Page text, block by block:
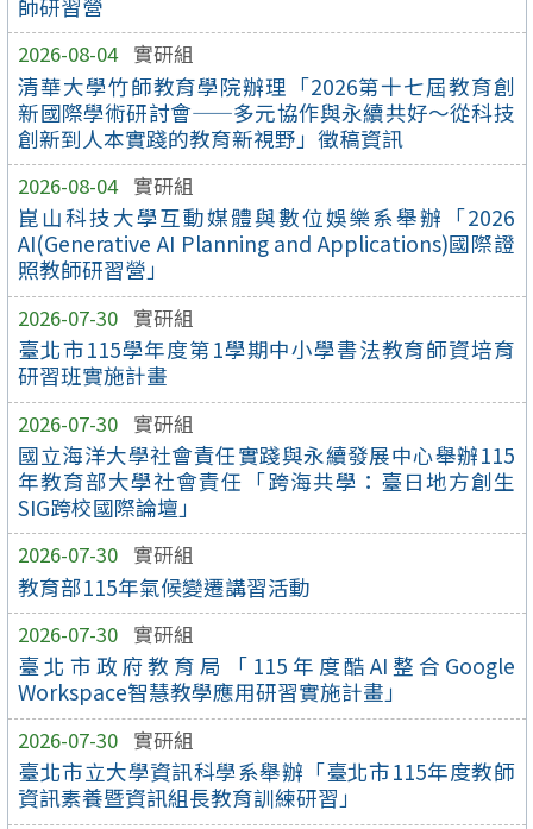
師研習營
2026-08-04 實研組
清華大學竹師教育學院辦理「2026第十七屆教育創
新國際學術研討會——多元協作與永續共好～從科技
創新到人本實踐的教育新視野」徵稿資訊
2026-08-04 實研組
崑山科技大學互動媒體與數位娛樂系舉辦「2026
AI(Generative AI Planning and Applications)國際證
照教師研習營」
2026-07-30 實研組
臺北市115學年度第1學期中小學書法教育師資培育
研習班實施計畫
2026-07-30 實研組
國立海洋大學社會責任實踐與永續發展中心舉辦115
年教育部大學社會責任「跨海共學：臺日地方創生
SIG跨校國際論壇」
2026-07-30 實研組
教育部115年氣候變遷講習活動
2026-07-30 實研組
臺北市政府教育局「115年度酷AI整合Google
Workspace智慧教學應用研習實施計畫」
2026-07-30 實研組
臺北市立大學資訊科學系舉辦「臺北市115年度教師
資訊素養暨資訊組長教育訓練研習」